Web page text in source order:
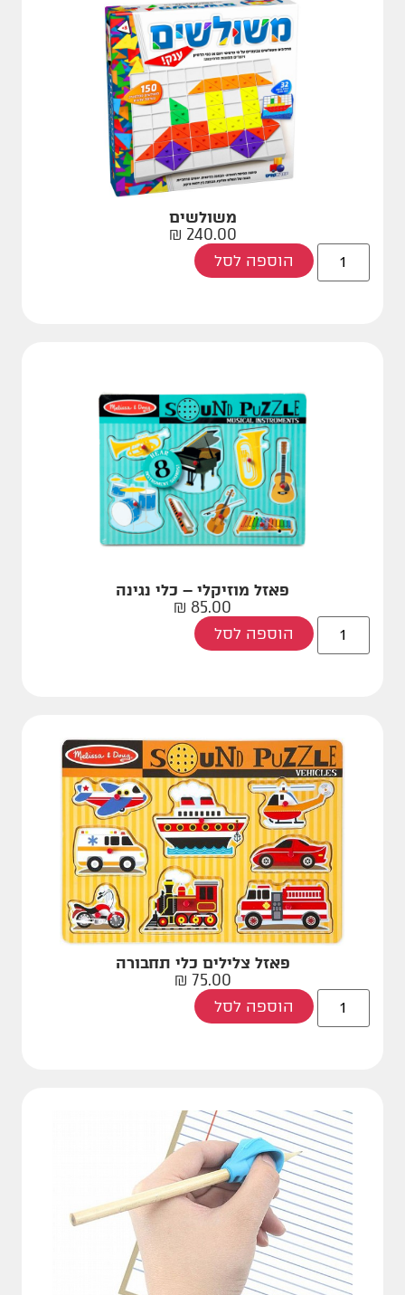
משולשים
240.00
₪
הוספה לסל
פאזל מוזיקלי – כלי נגינה
85.00
₪
הוספה לסל
פאזל צלילים כלי תחבורה
75.00
₪
הוספה לסל